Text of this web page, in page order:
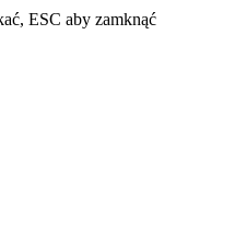
ESC aby zamknąć